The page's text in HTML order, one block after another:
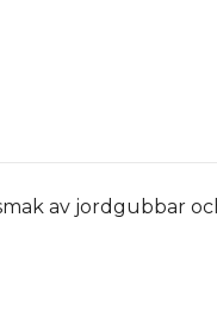
av jordgubbar